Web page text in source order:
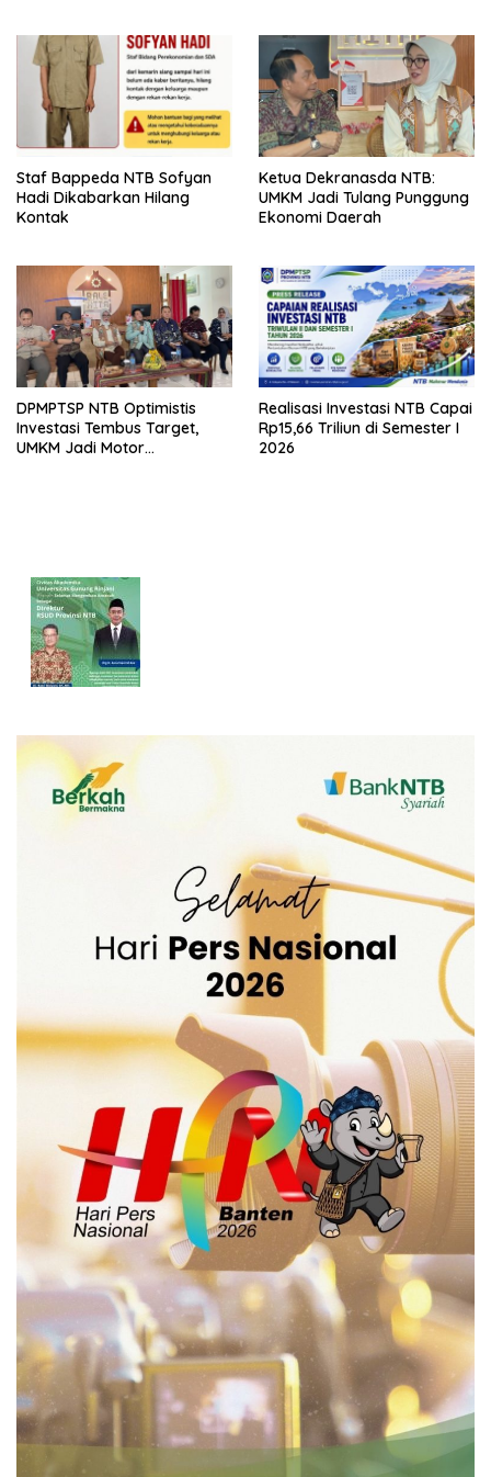
Arena Kepentingan Sesaat
Staf Bappeda NTB Sofyan
Hadi Dikabarkan Hilang
Kontak
Ketua Dekranasda NTB:
UMKM Jadi Tulang Punggung
Ekonomi Daerah
DPMPTSP NTB Optimistis
Investasi Tembus Target,
UMKM Jadi Motor
Realisasi Investasi NTB Capai
Rp15,66 Triliun di Semester I
2026